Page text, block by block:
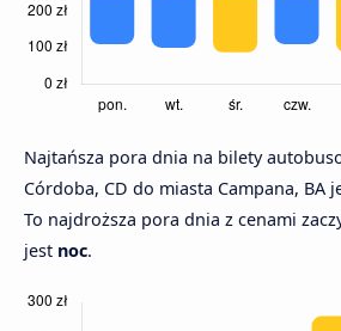
Najtańsza pora dnia na bilety
Córdoba, CD do miasta Campana, BA
To najdroższa pora dnia z cenami
jest noc.